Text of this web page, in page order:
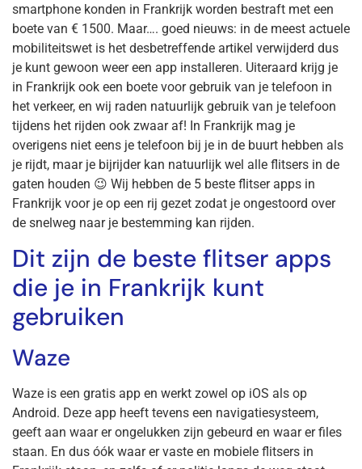
smartphone konden in Frankrijk worden bestraft met een
boete van € 1500. Maar…. goed nieuws: in de meest actuele
mobiliteitswet is het desbetreffende artikel verwijderd dus
je kunt gewoon weer een app installeren. Uiteraard krijg je
in Frankrijk ook een boete voor gebruik van je telefoon in
het verkeer, en wij raden natuurlijk gebruik van je telefoon
tijdens het rijden ook zwaar af! In Frankrijk mag je
overigens niet eens je telefoon bij je in de buurt hebben als
je rijdt, maar je bijrijder kan natuurlijk wel alle flitsers in de
gaten houden 😉 Wij hebben de 5 beste flitser apps in
Frankrijk voor je op een rij gezet zodat je ongestoord over
de snelweg naar je bestemming kan rijden.
Dit zijn de beste flitser apps
die je in Frankrijk kunt
gebruiken
Waze
Waze is een gratis app en werkt zowel op iOS als op
Android. Deze app heeft tevens een navigatiesysteem,
geeft aan waar er ongelukken zijn gebeurd en waar er files
staan. En dus óók waar er vaste en mobiele flitsers in